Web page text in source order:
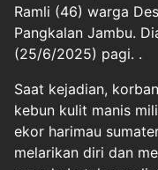
Ramli (46) warga
Pangkalan Jambu.
(25/6/2025) pagi. .
Saat kejadian,
kebun kulit manis
ekor harimau
melarikan diri dan